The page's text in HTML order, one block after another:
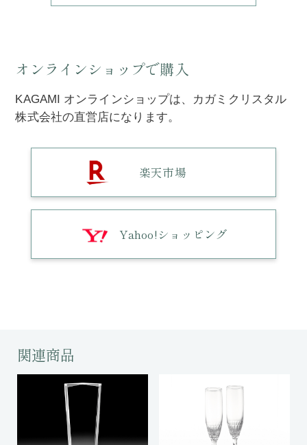
オンラインショップで購入
KAGAMI オンラインショップは、カガミクリスタル
株式会社の直営店になります。
楽天市場
Yahoo!ショッピング
関連商品